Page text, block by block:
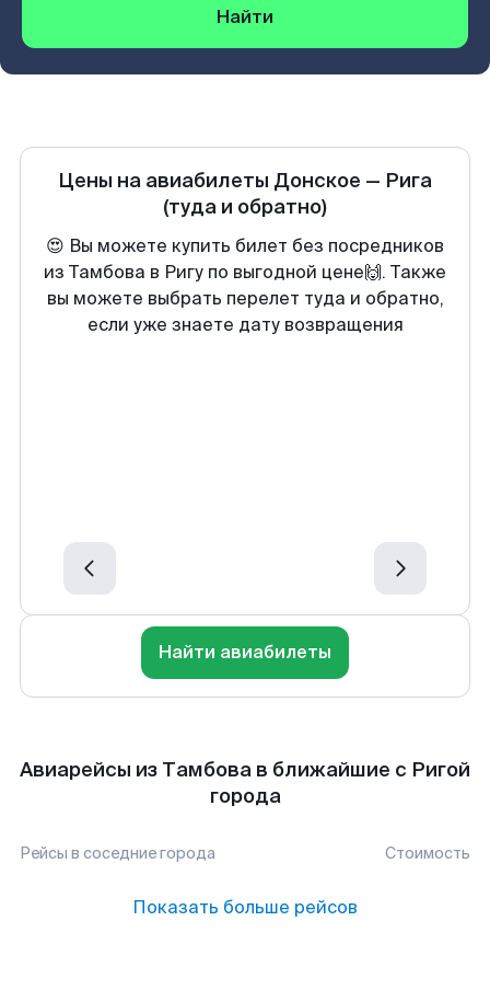
Найти
Цены на авиабилеты Донское — Рига
(туда и обратно)
😍 Вы можете купить билет без посредников
из Тамбова в Ригу по выгодной цене🙌. Также
вы можете выбрать перелет туда и обратно,
если уже знаете дату возвращения
Найти авиабилеты
Авиарейсы из Тамбова в ближайшие с Ригой
города
Рейсы в соседние города Стоимость
Показать больше рейсов